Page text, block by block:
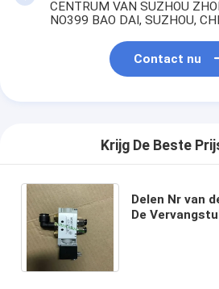
CENTRUM VAN SUZHOU
NO399 BAO DAI, SUZHOU,
Contact nu
Krijg De Beste
Delen Nr van
De